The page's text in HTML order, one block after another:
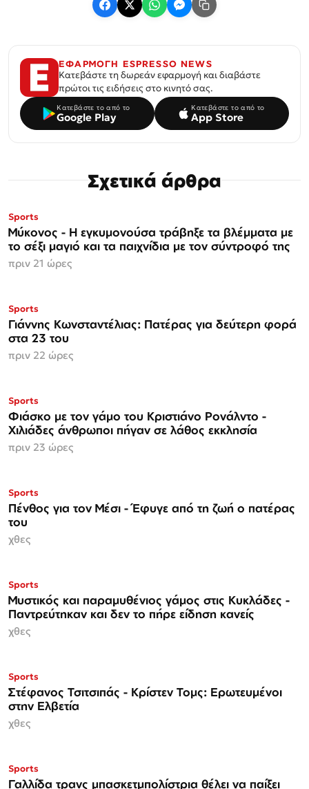
ΕΦΑΡΜΟΓΗ ESPRESSO NEWS
Κατεβάστε τη δωρεάν εφαρμογή και διαβάστε
πρώτοι τις ειδήσεις στο κινητό σας.
Κατεβάστε το από το
Google Play
Κατεβάστε το από το
App Store
Σχετικά άρθρα
Sports
Μύκονος - Η εγκυμονούσα τράβηξε τα βλέμματα με
το σέξι μαγιό και τα παιχνίδια με τον σύντροφό της
πριν 21 ώρες
Sports
Γιάννης Κωνσταντέλιας: Πατέρας για δεύτερη φορά
στα 23 του
πριν 22 ώρες
Sports
Φιάσκο με τον γάμο του Κριστιάνο Ρονάλντο -
Χιλιάδες άνθρωποι πήγαν σε λάθος εκκλησία
πριν 23 ώρες
Sports
Πένθος για τον Μέσι - Έφυγε από τη ζωή ο πατέρας
του
χθες
Sports
Μυστικός και παραμυθένιος γάμος στις Κυκλάδες -
Παντρεύτηκαν και δεν το πήρε είδηση κανείς
χθες
Sports
Στέφανος Τσιτσιπάς - Kρίστεν Τομς: Ερωτευμένοι
στην Ελβετία
χθες
Sports
Γαλλίδα τρανς μπασκετμπολίστρια θέλει να παίξει